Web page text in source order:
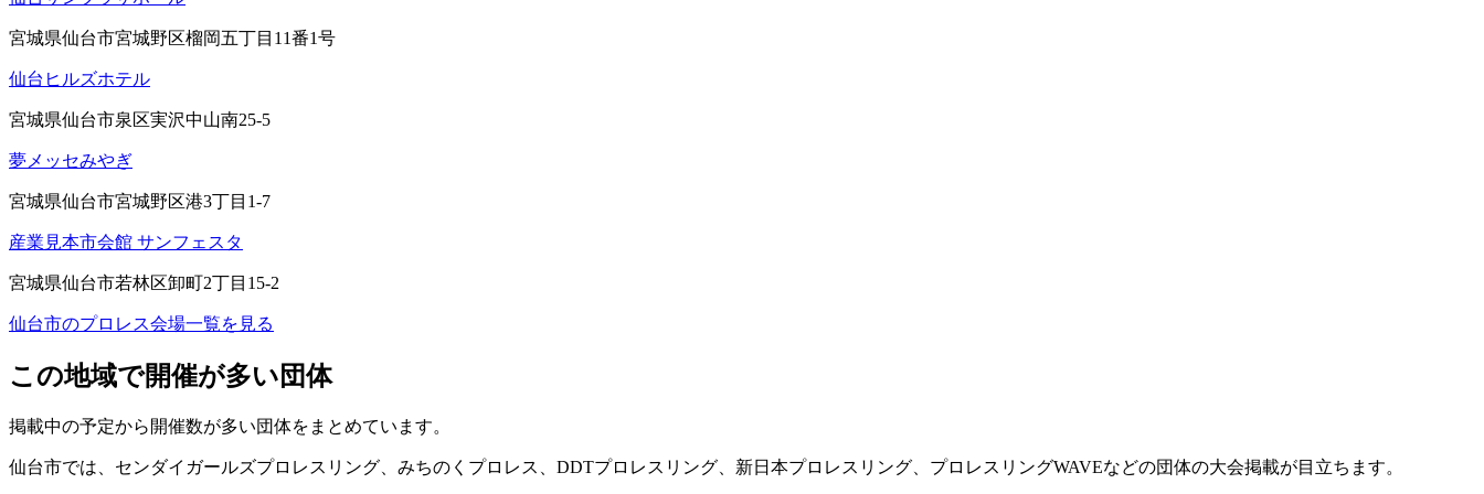
宮城県仙台市宮城野区榴岡五丁目11番1号
仙台ヒルズホテル
宮城県仙台市泉区実沢中山南25-5
夢メッセみやぎ
宮城県仙台市宮城野区港3丁目1-7
産業見本市会館 サンフェスタ
宮城県仙台市若林区卸町2丁目15-2
仙台市のプロレス会場一覧を見る
この地域で開催が多い団体
掲載中の予定から開催数が多い団体をまとめています。
仙台市では、 センダイガールズプロレスリング、みちのくプロレス、DDTプロレスリング、新日本プロレスリング、プロレスリングWAVEなどの団体の大会掲載が目立ちます。